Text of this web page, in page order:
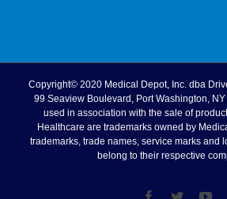
Copyright© 2020 Medical Depot, Inc. dba
99 Seaview Boulevard, Port Washington,
used in association with the sale of
Healthcare are trademarks owned by
trademarks, trade names, service marks and
belong to their respective
Facebook
Twitter